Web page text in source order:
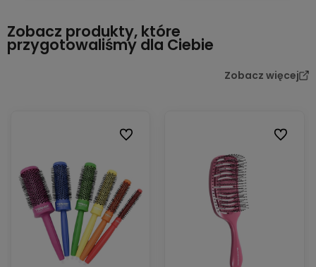
Zobacz produkty, które
przygotowaliśmy dla Ciebie
Zobacz więcej
Do ulubionych Do